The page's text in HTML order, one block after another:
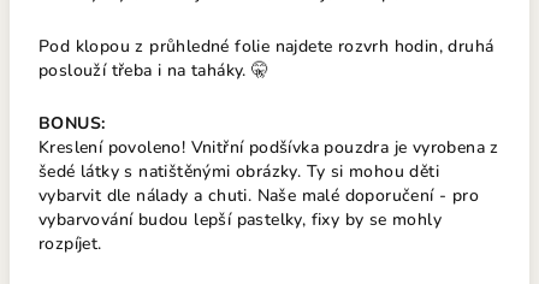
Pod klopou z průhledné folie najdete rozvrh hodin, druhá
poslouží třeba i na taháky. 🤫
BONUS:
Kreslení povoleno! Vnitřní podšívka pouzdra je vyrobena z
šedé látky s natištěnými obrázky. Ty si mohou děti
vybarvit dle nálady a chuti. Naše malé doporučení - pro
vybarvování budou lepší pastelky, fixy by se mohly
rozpíjet.